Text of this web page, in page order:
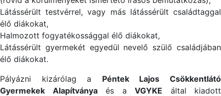
Látássérült testvérrel, vagy más látássérült családtaggal
élő diákokat,
Halmozott fogyatékossággal élő diákokat,
Látássérült gyermekét egyedül nevelő szülő családjában
élő diákokat.
Pályázni kizárólag a Péntek Lajos Csökkentlátó
Gyermekek Alapítványaés a VGYKE által kiadott